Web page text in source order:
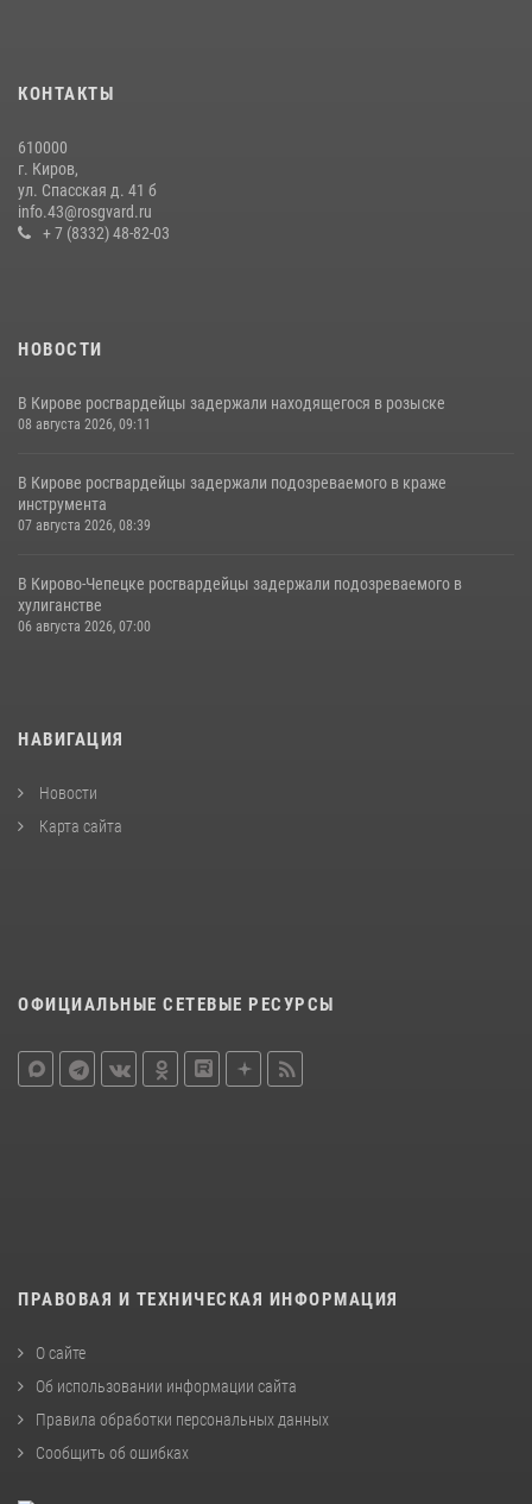
Кировские росгвардейцы задержали неоднократно судимую
гражданку, подозреваемую в краже
21 июля 2026, 08:20
КОНТАКТЫ
610000
г. Киров,
ул. Спасская д. 41 б
info.43@rosgvard.ru
+ 7 (8332) 48-82-03
НОВОСТИ
В Кирове росгвардейцы задержали находящегося в розыске
08 августа 2026, 09:11
В Кирове росгвардейцы задержали подозреваемого в краже
инструмента
07 августа 2026, 08:39
В Кирово-Чепецке росгвардейцы задержали подозреваемого в
хулиганстве
06 августа 2026, 07:00
НАВИГАЦИЯ
Новости
Карта сайта
ОФИЦИАЛЬНЫЕ СЕТЕВЫЕ РЕСУРСЫ
ПРАВОВАЯ И ТЕХНИЧЕСКАЯ ИНФОРМАЦИЯ
О сайте
Об использовании информации сайта
Правила обработки персональных данных
Сообщить об ошибках